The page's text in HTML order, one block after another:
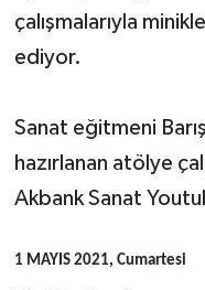
çalışmalarıyla
ediyor.
Sanat eğitmeni
hazırlanan atölye
Akbank Sanat
1 MAYIS 2021, Cumartesi